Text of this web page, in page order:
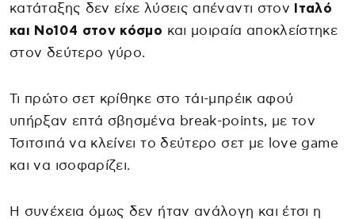
κατάταξης δεν είχε λύσεις απέναντι στον
Ιταλό
και Νο104 στον κόσμο και μοιραία αποκλείστηκε
στον δεύτερο γύρο.
Τι πρώτο σετ κρίθηκε στο τάι-μπρέικ αφού
υπήρξαν επτά σβησμένα break-points, με τον
Τσιτσιπά να κλείνει το δεύτερο σετ με love game
και να ισοφαρίζει.
Η συνέχεια όμως δεν ήταν ανάλογη και έτσι η